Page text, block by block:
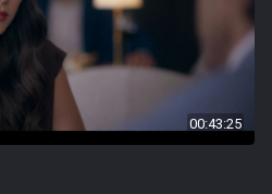
00:43:25